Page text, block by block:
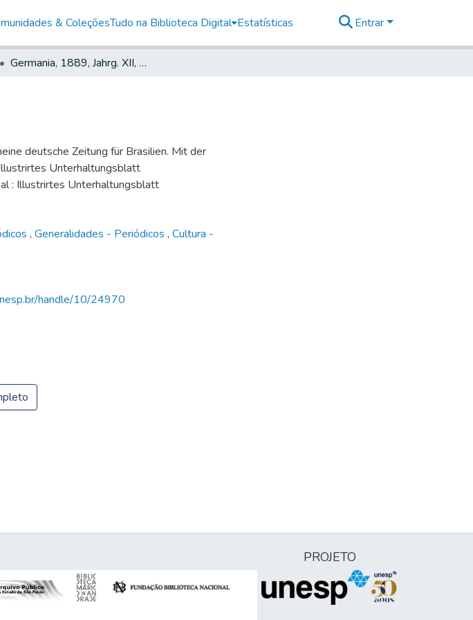
& ColeçõesTudo na Biblioteca Digital Estatísticas Entrar
Germania, 1889, Jahrg. XII, nr. 093
deutsche Zeitung für Brasilien. Mit der
Unterhaltungsblatt
: Illustrirtes Unterhaltungsblatt
, Generalidades - Periódicos , Cultura -
handle/10/24970
PROJETO